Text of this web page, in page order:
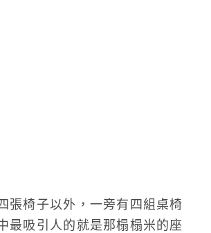
張椅子以外，一旁有四組桌椅
最吸引人的就是那榻榻米的座